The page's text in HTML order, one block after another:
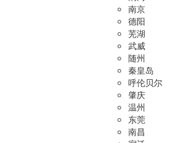
南京
德阳
芜湖
武威
随州
秦皇岛
呼伦贝尔
肇庆
温州
东莞
南昌